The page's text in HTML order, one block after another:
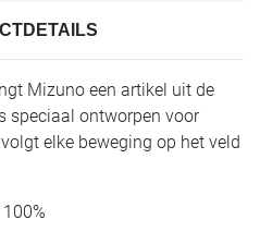
Mizuno een artikel uit de
speciaal ontworpen voor
elke beweging op het veld